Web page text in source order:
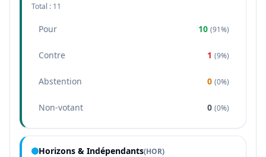
Total : 11
Pour 10 (91%)
Contre 1 (9%)
Abstention 0 (0%)
Non-votant 0 (0%)
Horizons & Indépendants(HOR)